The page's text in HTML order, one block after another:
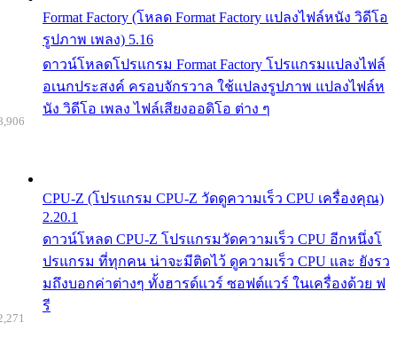
Format Factory (โหลด Format Factory แปลงไฟล์หนัง วิดีโอ
รูปภาพ เพลง) 5.16
ดาวน์โหลดโปรแกรม Format Factory โปรแกรมแปลงไฟล์
อเนกประสงค์ ครอบจักรวาล ใช้แปลงรูปภาพ แปลงไฟล์ห
นัง วิดีโอ เพลง ไฟล์เสียงออดิโอ ต่าง ๆ
CPU-Z (โปรแกรม CPU-Z วัดดูความเร็ว CPU เครื่องคุณ)
2.20.1
ดาวน์โหลด CPU-Z โปรแกรมวัดความเร็ว CPU อีกหนึ่งโ
ปรแกรม ที่ทุกคน น่าจะมีติดไว้ ดูความเร็ว CPU และ ยังรว
มถึงบอกค่าต่างๆ ทั้งฮารด์แวร์ ซอฟต์แวร์ ในเครื่องด้วย ฟ
รี